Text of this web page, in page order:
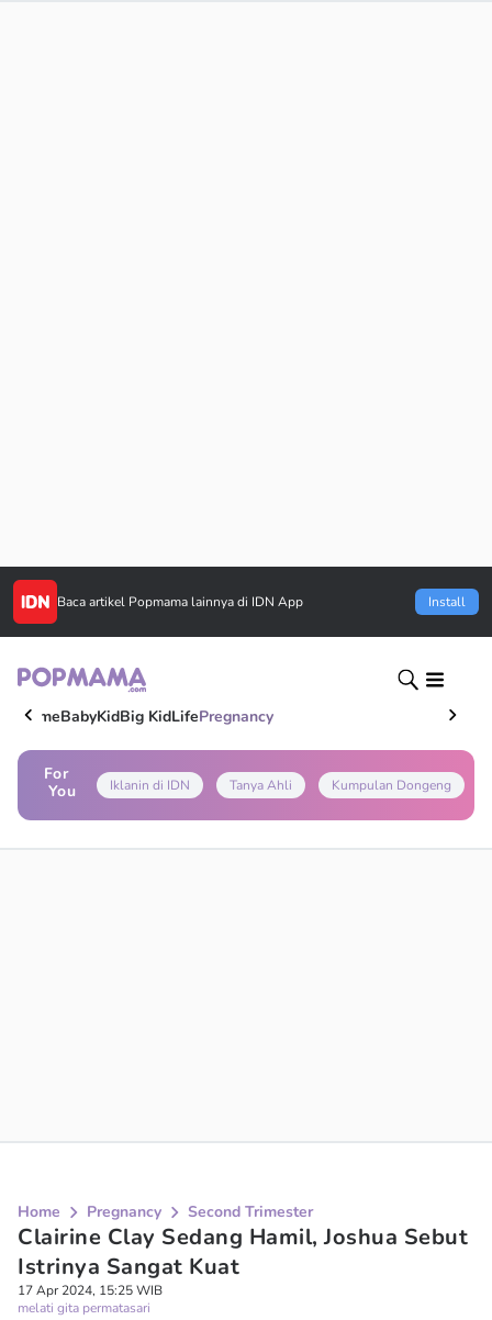
Baca artikel Popmama lainnya di IDN App Install
HomeBabyKidBig KidLifePregnancy
For
You
Iklanin di IDN Tanya Ahli Kumpulan Dongeng
Home Pregnancy Second Trimester
Clairine Clay Sedang Hamil, Joshua Sebut
Istrinya Sangat Kuat
17 Apr 2024, 15:25 WIB
melati gita permatasari